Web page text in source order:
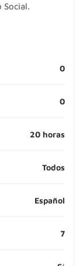
Social.
0
0
20 horas
Todos
Español
7